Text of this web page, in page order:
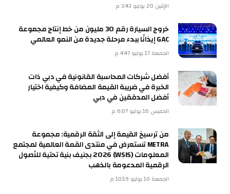
الإثنين 20 يوليو 3:43 م
خروج السيارة رقم 30 مليون من خط إنتاج مجموعة
GAC إيذانًا ببدء مرحلة جديدة من النمو العالمي
الجمعة 17 يوليو 4:47 م
أفضل شركات المحاسبة القانونية في دبي ذات
الخبرة في ضريبة القيمة المضافة وكيفية اختيار
أفضل المدققين في دبي
الخميس 16 يوليو 6:07 م
من ترسيخ القيمة إلى الثقة الرقمية: مجموعة
METRA تستعرض في منتدى القمة العالمية لمجتمع
المعلومات (WSIS) 2026 بجنيف بنية تحتية للأصول
الرقمية المدعومة بالذهب
الجمعة 10 يوليو 10:19 م